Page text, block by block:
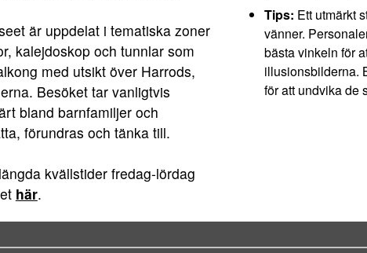
är uppdelat i tematiska zoner
kalejdoskop och tunnlar som
med utsikt över Harrods,
Besöket tar vanligtvis
bland barnfamiljer och
förundras och tänka till.
kvällstider fredag-lördag
här.
Tips: Ett utmärkt
vänner.
bästa vinkeln för
illusionsbilderna.
för att undvika de